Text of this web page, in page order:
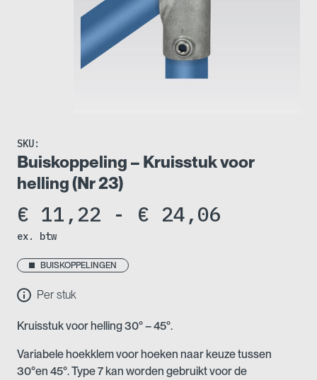
SKU:
Buiskoppeling – Kruisstuk voor
helling (Nr 23)
€ 11,22 - € 24,06
ex. btw
BUISKOPPELINGEN
Per stuk
Kruisstuk voor helling 30° – 45°.
Variabele hoekklem voor hoeken naar keuze tussen
30°en 45°. Type 7 kan worden gebruikt voor de